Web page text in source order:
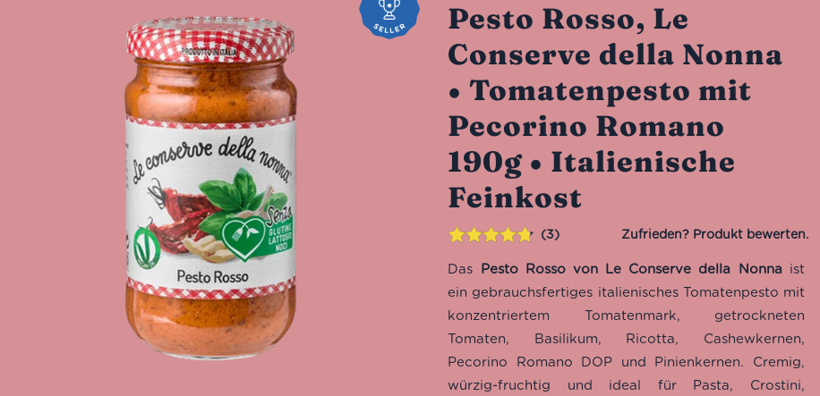
Pesto Rosso, Le
Conserve della Nonna
• Tomatenpesto mit
Pecorino Romano
190g • Italienische
Feinkost
mit 4.67
von 5,
basierend
auf
Kundenbewertungen
3
Das Pesto Rosso von Le Conserve della Nonna ist
ein gebrauchsfertiges italienisches Tomatenpesto mit
konzentriertem Tomatenmark, getrockneten
Tomaten, Basilikum, Ricotta, Cashewkernen,
Pecorino Romano DOP und Pinienkernen. Cremig,
würzig-fruchtig und ideal für Pasta, Crostini,